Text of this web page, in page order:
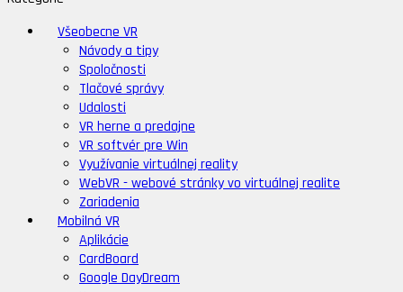
Všeobecne VR
Návody a tipy
Spoločnosti
Tlačové správy
Udalosti
VR herne a predajne
VR softvér pre Win
Využívanie virtuálnej reality
WebVR - webové stránky vo virtuálnej realite
Zariadenia
Mobilná VR
Aplikácie
CardBoard
Google DayDream